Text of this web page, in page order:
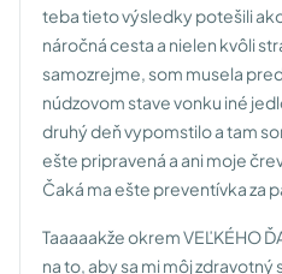
teba tieto výsledky potešili
náročná cesta a nielen kvôli
samozrejme, som musela
núdzovom stave vonku iné
druhý deň vypomstilo a tam
ešte pripravená a ani moje
Čaká ma ešte preventívka za
Taaaaakže okrem VEĽKÉHO
na to, aby sa mi môj zdravotný